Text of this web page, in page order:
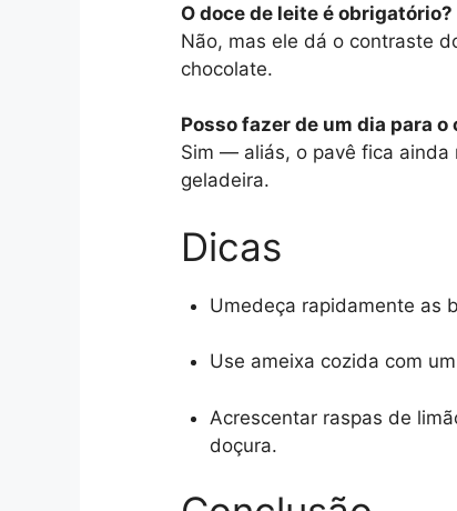
O doce de leite é obrigatório?
Não, mas ele dá o contraste
chocolate.
Posso fazer de um dia para o
Sim — aliás, o pavê fica ainda
geladeira.
Dicas
Umedeça rapidamente as
Use ameixa cozida com
Acrescentar raspas de
doçura.